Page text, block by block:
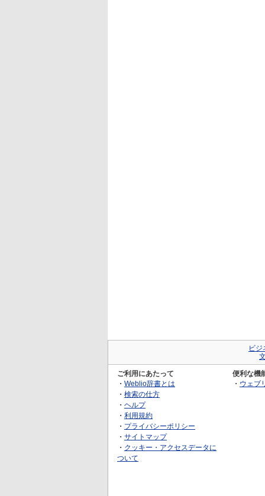
ビジ
ご利用にあたって
・ Weblio辞書とは
・ 検索の仕方
・ ヘルプ
・ 利用規約
・ プライバシーポリシー
・ サイトマップ
・ クッキー・アクセスデータに
ついて
便利な機
・ ウェブ